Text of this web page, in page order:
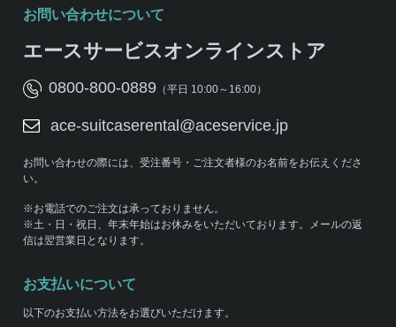
お問い合わせについて
エースサービスオンラインストア
0800-800-0889（平日 10:00～16:00）
ace-suitcaserental@aceservice.jp
お問い合わせの際には、受注番号・ご注文者様のお名前をお伝えくださ
い。
※お電話でのご注文は承っておりません。
※土・日・祝日、年末年始はお休みをいただいております。メールの返
信は翌営業日となります。
お支払いについて
以下のお支払い方法をお選びいただけます。